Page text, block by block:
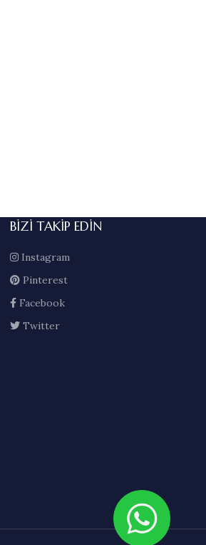
BIZI TAKIP EDIN
Instagram
Pinterest
Facebook
Twitter